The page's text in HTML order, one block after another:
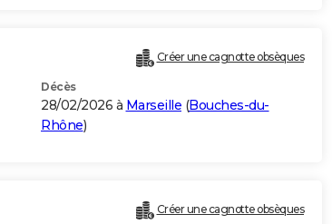
Créer une cagnotte obsèques
Décès
28/02/2026 à Marseille (Bouches-du-
Rhône)
Créer une cagnotte obsèques